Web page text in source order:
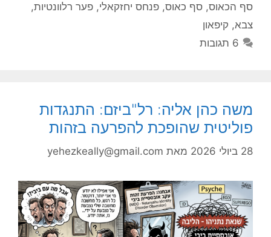
סף הכאוס, סף כאוס, פנחס יחזקאלי, פער רלוונטיות,
צבא, קיפאון
6 תגובות
משה כהן אליה: רל"ביזם: התנגדות
פוליטית שהופכת להפרעה בזהות
28 ביולי 2026 מאת yehezkeally@gmail.com